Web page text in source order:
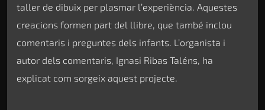
taller de dibuix per plasmar l’experiència. Aquestes
creacions formen part del llibre, que també inclou
comentaris i preguntes dels infants. L’organista i
autor dels comentaris, Ignasi Ribas Taléns, ha
explicat com sorgeix aquest projecte.